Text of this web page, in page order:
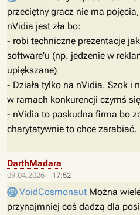
przeciętny gracz nie ma
nVidia jest zła bo:
- robi techniczne prezentacje
software'u (np. jedzenie w
upiększane)
- Działa tylko na nVidia. Szok i
w ramach konkurencji czymś
- nVidia to paskudna firma bo
charytatywnie to chce zarabiać.
09.04.2026 17:52
DarthMadara
VoidCosmonaut Można
przynajmniej coś dadzą dla